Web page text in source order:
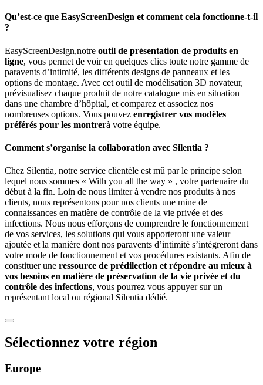
Qu’est-ce que EasyScreenDesign et comment cela fonctionne-t-il
?
EasyScreenDesign,notre outil de présentation de produits en
ligne, vous permet de voir en quelques clics toute notre gamme de
paravents d’intimité, les différents designs de panneaux et les
options de montage. Avec cet outil de modélisation 3D novateur,
prévisualisez chaque produit de notre catalogue mis en situation
dans une chambre d’hôpital, et comparez et associez nos
nombreuses options. Vous pouvez enregistrer vos modèles
préférés pour les montrerà votre équipe.
Comment s’organise la collaboration avec Silentia ?
Chez Silentia, notre service clientèle est mû par le principe selon
lequel nous sommes « With you all the way » , votre partenaire du
début à la fin. Loin de nous limiter à vendre nos produits à nos
clients, nous représentons pour nos clients une mine de
connaissances en matière de contrôle de la vie privée et des
infections. Nous nous efforçons de comprendre le fonctionnement
de vos services, les solutions qui vous apporteront une valeur
ajoutée et la manière dont nos paravents d’intimité s’intègreront dans
votre mode de fonctionnement et vos procédures existants. Afin de
constituer une ressource de prédilection et répondre au mieux à
vos besoins en matière de préservation de la vie privée et du
contrôle des infections, vous pourrez vous appuyer sur un
représentant local ou régional Silentia dédié.
Sélectionnez votre région
Europe